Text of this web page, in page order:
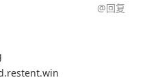
@回复